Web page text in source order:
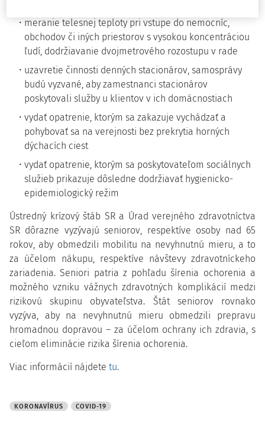
meranie telesnej teploty pri vstupe do nemocníc,
obchodov či iných priestorov s vysokou koncentráciou
ľudí, dodržiavanie dvojmetrového rozostupu v rade
uzavretie činnosti denných stacionárov, samosprávy
budú vyzvané, aby zamestnanci stacionárov
poskytovali služby u klientov v ich domácnostiach
vydať opatrenie, ktorým sa zakazuje vychádzať a
pohybovať sa na verejnosti bez prekrytia horných
dýchacích ciest
vydať opatrenie, ktorým sa poskytovateľom sociálnych
služieb prikazuje dôsledne dodržiavať hygienicko-
epidemiologický režim
Ústredný krízový štáb SR a Úrad verejného zdravotníctva
SR dôrazne vyzývajú seniorov, respektíve osoby nad 65
rokov, aby obmedzili mobilitu na nevyhnutnú mieru, a to
za účelom nákupu, respektíve návštevy zdravotníckeho
zariadenia. Seniori patria z pohľadu šírenia ochorenia a
možného vzniku vážnych zdravotných komplikácií medzi
rizikovú skupinu obyvateľstva. Štát seniorov rovnako
vyzýva, aby na nevyhnutnú mieru obmedzili prepravu
hromadnou dopravou – za účelom ochrany ich zdravia, s
cieľom eliminácie rizika šírenia ochorenia.
Viac informácií nájdete tu.
KORONAVÍRUS COVID-19